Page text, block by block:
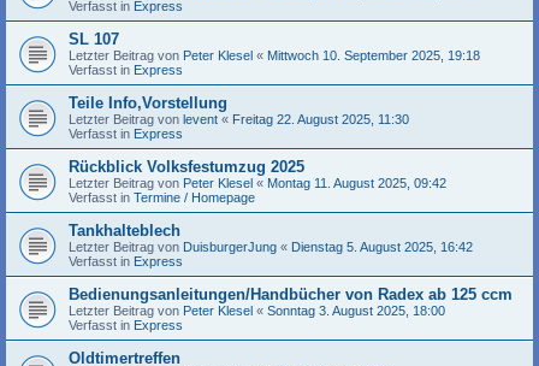
Verfasst in Express
SL 107
Letzter Beitrag von Peter Klesel « Mittwoch 10. September 2025, 19:18
Verfasst in Express
Teile Info,Vorstellung
Letzter Beitrag von levent « Freitag 22. August 2025, 11:30
Verfasst in Express
Rückblick Volksfestumzug 2025
Letzter Beitrag von Peter Klesel « Montag 11. August 2025, 09:42
Verfasst in Termine / Homepage
Tankhalteblech
Letzter Beitrag von DuisburgerJung « Dienstag 5. August 2025, 16:42
Verfasst in Express
Bedienungsanleitungen/Handbücher von Radex ab 125 ccm
Letzter Beitrag von Peter Klesel « Sonntag 3. August 2025, 18:00
Verfasst in Express
Oldtimertreffen